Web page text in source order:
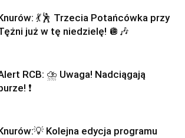
💃🕺 Trzecia Potańcówka przy
już w tę niedzielę! 🪩🎶
RCB: ⛈ Uwaga! Nadciągają
❗
Kolejna edycja programu